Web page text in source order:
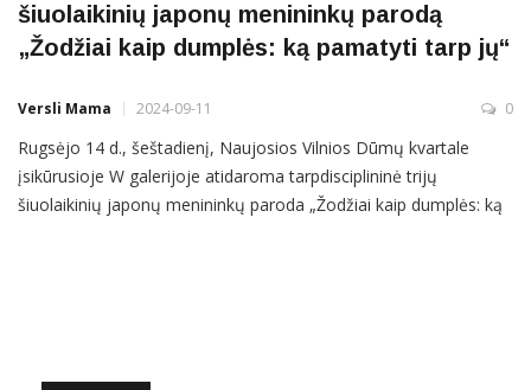
šiuolaikinių japonų menininkų parodą
„Žodžiai kaip dumplės: ką pamatyti tarp jų“
Versli Mama 2024-09-11 0
Rugsėjo 14 d., šeštadienį, Naujosios Vilnios Dūmų kvartale
įsikūrusioje W galerijoje atidaroma tarpdisciplininė trijų
šiuolaikinių japonų menininkų paroda „Žodžiai kaip dumplės: ką